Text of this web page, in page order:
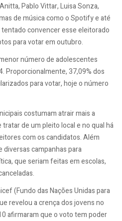
Pablo Vittar, Luisa Sonza,
de música como o Spotify e até
convencer esse eleitorado
para votar em outubro.
número de adolescentes
Proporcionalmente, 37,09% dos
para votar, hoje o número
costumam atrair mais a
de um pleito local e no qual há
com os candidatos. Além
campanhas para
que seriam feitas em escolas,
(Fundo das Nações Unidas para
revelou a crença dos jovens no
afirmaram que o voto tem poder